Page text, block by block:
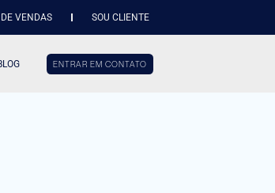
VENDAS SOU CLIENTE
ENTRAR EM CONTATO